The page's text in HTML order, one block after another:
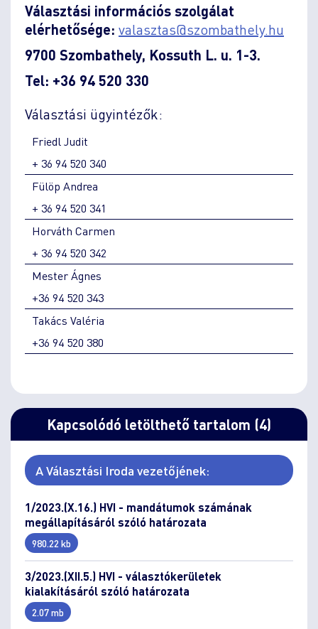
Választási információs szolgálat
elérhetősége: valasztas
szombathely.hu
9700 Szombathely, Kossuth L. u. 1-3.
Tel: +36 94 520 330
Választási ügyintézők:
Friedl Judit
+ 36 94 520 340
Fülöp Andrea
+ 36 94 520 341
Horváth Carmen
+ 36 94 520 342
Mester Ágnes
+36 94 520 343
Takács Valéria
+36 94 520 380
Kapcsolódó letölthető tartalom (4)
A Választási Iroda vezetőjének:
1/2023.(X.16.) HVI - mandátumok számának
megállapításáról szóló határozata
980.22 kb
3/2023.(XII.5.) HVI - választókerületek
kialakításáról szóló határozata
2.07 mb